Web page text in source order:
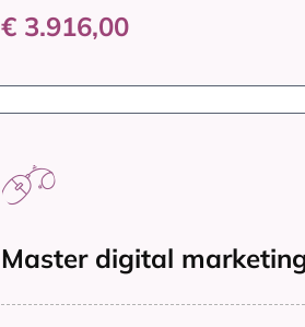
€ 3.916,00
Master digital